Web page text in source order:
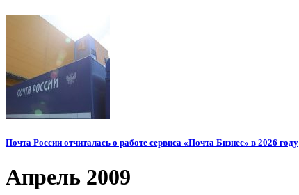
Почта России отчиталась о работе сервиса «Почта Бизнес» в 2026 году
Апрель 2009